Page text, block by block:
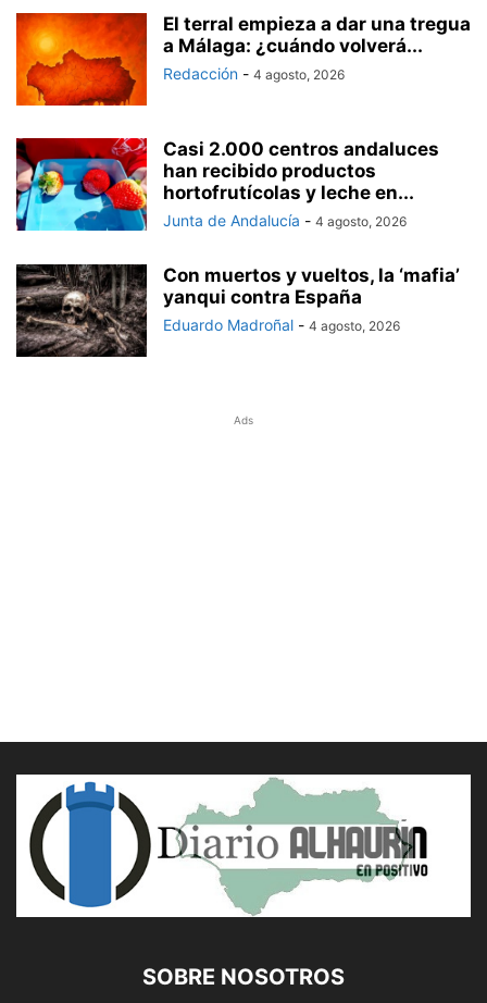
El terral empieza a dar una tregua
a Málaga: ¿cuándo volverá...
Redacción - 4 agosto, 2026
Casi 2.000 centros andaluces
han recibido productos
hortofrutícolas y leche en...
Junta de Andalucía - 4 agosto, 2026
Con muertos y vueltos, la ‘mafia’
yanqui contra España
Eduardo Madroñal - 4 agosto, 2026
Ads
SOBRE NOSOTROS